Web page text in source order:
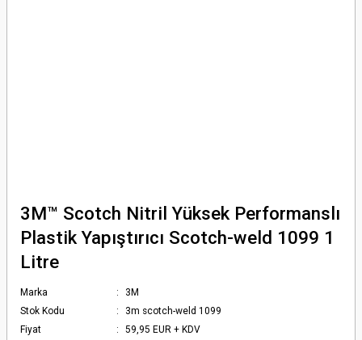
3M™ Scotch Nitril Yüksek Performanslı
Plastik Yapıştırıcı Scotch-weld 1099 1
Litre
Marka
3M
Stok Kodu
3m scotch-weld 1099
Fiyat
59,95 EUR + KDV